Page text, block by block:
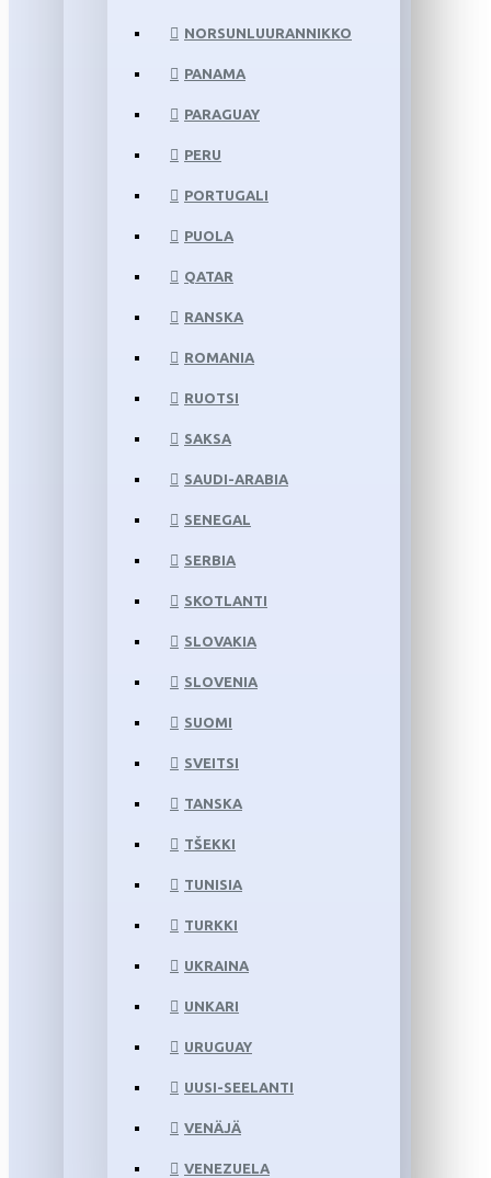
NORSUNLUURANNIKKO
PANAMA
PARAGUAY
PERU
PORTUGALI
PUOLA
QATAR
RANSKA
ROMANIA
RUOTSI
SAKSA
SAUDI-ARABIA
SENEGAL
SERBIA
SKOTLANTI
SLOVAKIA
SLOVENIA
SUOMI
SVEITSI
TANSKA
TŠEKKI
TUNISIA
TURKKI
UKRAINA
UNKARI
URUGUAY
UUSI-SEELANTI
VENÄJÄ
VENEZUELA